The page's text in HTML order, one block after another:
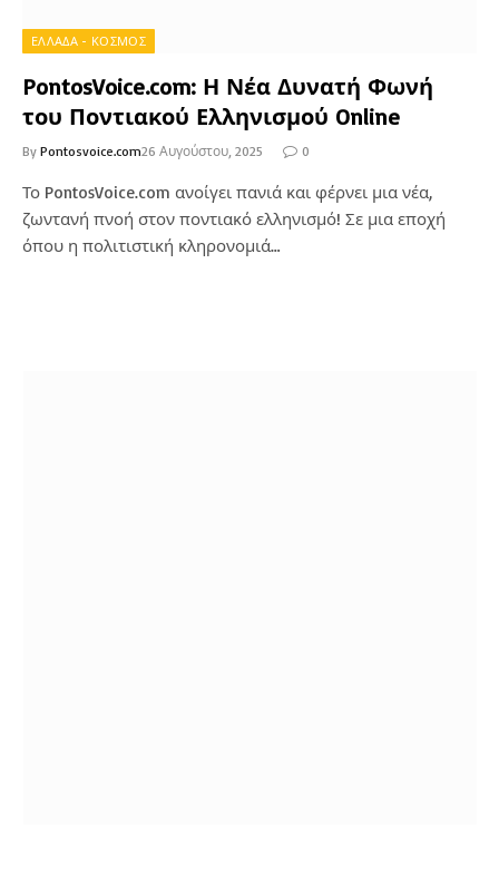
ΕΛΛΑΔΑ - ΚΟΣΜΟΣ
PontosVoice.com: Η Νέα Δυνατή Φωνή
του Ποντιακού Ελληνισμού Online
By Pontosvoice.com26 Αυγούστου, 2025 0
Το PontosVoice.com ανοίγει πανιά και φέρνει μια νέα,
ζωντανή πνοή στον ποντιακό ελληνισμό! Σε μια εποχή
όπου η πολιτιστική κληρονομιά…